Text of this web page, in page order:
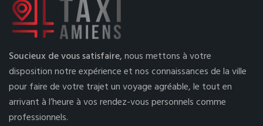
Soucieux de vous satisfaire,nous mettons à votre
disposition notre expérience et nos connaissances de la ville
pour faire de votre trajet un voyage agréable, le tout en
arrivant à l’heure à vos rendez-vous personnels comme
professionnels.